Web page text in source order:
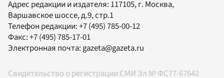
Адрес редакции и издателя: 117105, г. Москва,
Варшавское шоссе, д.9, стр.1
Телефон редакции:+7 (495) 785-00-12
Факс:+7 (495) 785-17-01
Электронная почта:gazeta@gazeta.ru
Свидетельство о регистрации СМИ Эл № ФС77-67642